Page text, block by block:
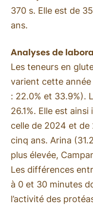
370 s. Elle est de
ans.
Analyses de
Les teneurs en
varient cette année
: 22.0% et 33.9%).
26.1%. Elle est
celle de 2024 et de
cinq ans. Arina
plus élevée,
Les différences
à 0 et 30 minutes
l’activité des